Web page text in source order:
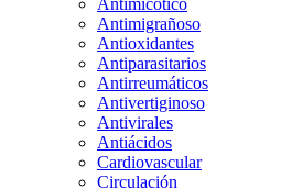
Antimicótico
Antimigrañoso
Antioxidantes
Antiparasitarios
Antirreumáticos
Antivertiginoso
Antivirales
Antiácidos
Cardiovascular
Circulación